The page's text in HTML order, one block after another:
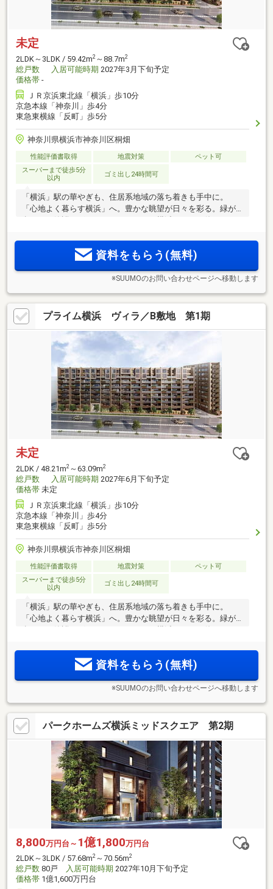
未定
2LDK～3LDK / 59.42m2 ～88.7m2
総戸数 入居可能時期 2027年3月下旬予定
価格帯 -
ＪＲ京浜東北線「横浜」歩10分
京急本線「神奈川」歩4分
東急東横線「反町」歩5分
神奈川県横浜市神奈川区桐畑
性能評価書取得 地震対策
ペット可
スーパーまで徒歩5分
以内
ゴミ出し24時間可
「横浜」駅の華やぎも、住居系地域の落ち着きも手中に。
「心地よく暮らす横浜」へ。豊かな眺望が日々を彩る。緑が
件エントリー受付中≫
資料をもらう(無料)
※SUUMOのお問い合わせページへ移動します
プライム横浜 ヴィラ／B敷地 第1期
未定
2LDK / 48.21m2 ～63.09m2
総戸数 入居可能時期 2027年6月下旬予定
価格帯 未定
ＪＲ京浜東北線「横浜」歩10分
京急本線「神奈川」歩4分
東急東横線「反町」歩5分
神奈川県横浜市神奈川区桐畑
性能評価書取得 地震対策
ペット可
スーパーまで徒歩5分
以内
ゴミ出し24時間可
「横浜」駅の華やぎも、住居系地域の落ち着きも手中に。
「心地よく暮らす横浜」へ。豊かな眺望が日々を彩る。緑が
件エントリー受付中≫
資料をもらう(無料)
※SUUMOのお問い合わせページへ移動します
パークホームズ横浜ミッドスクエア 第2期
8,800万円台～ 1億1,800万円台
2LDK～3LDK / 57.68m2 ～70.56m2
総戸数 80戸 入居可能時期 2027年10月下旬予定
価格帯 1億1,600万円台